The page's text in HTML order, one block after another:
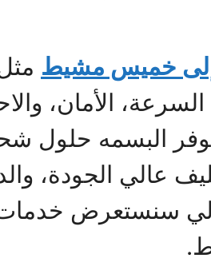
خميس مشيط
الأمان،
البسمه حلول
عالي
سنستعرض